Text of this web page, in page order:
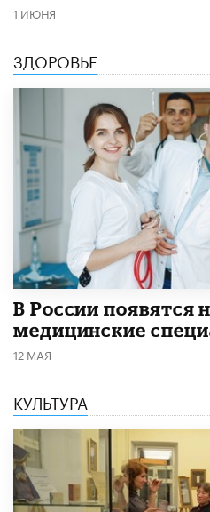
1 ИЮНЯ
ЗДОРОВЬЕ
В России появятся
медицинские
12 МАЯ
КУЛЬТУРА